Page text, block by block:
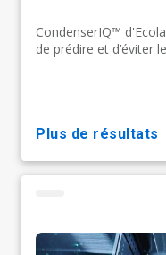
CondenserIQ™
de prédire et d’éviter
plus de résultats